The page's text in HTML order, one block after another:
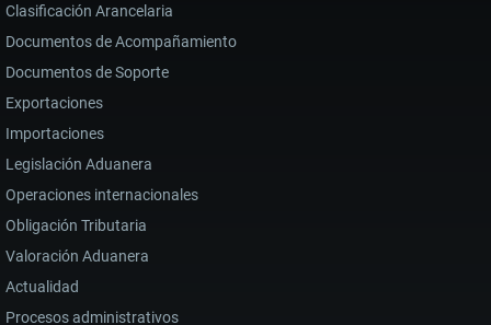
ESTRATEGIAS
PARA
IMPORTAR
ZAPATOS
Clasificación Arancelaria
Documentos de Acompañamiento
Documentos de Soporte
Exportaciones
Importaciones
Legislación Aduanera
Operaciones internacionales
Obligación Tributaria
Valoración Aduanera
Actualidad
Procesos administrativos